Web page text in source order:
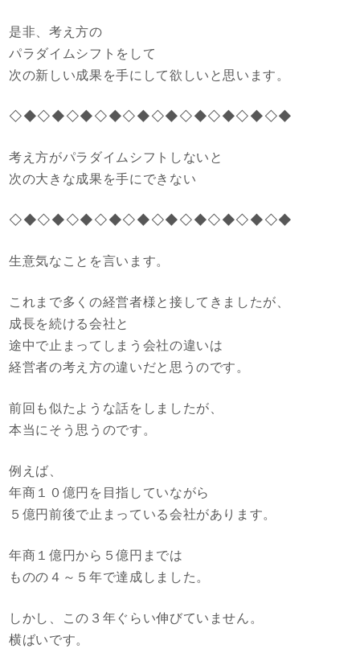
是非、考え方の
パラダイムシフトをして
次の新しい成果を手にして欲しいと思います。
◇◆◇◆◇◆◇◆◇◆◇◆◇◆◇◆◇◆◇◆
考え方がパラダイムシフトしないと
次の大きな成果を手にできない
◇◆◇◆◇◆◇◆◇◆◇◆◇◆◇◆◇◆◇◆
生意気なことを言います。
これまで多くの経営者様と接してきましたが、
成長を続ける会社と
途中で止まってしまう会社の違いは
経営者の考え方の違いだと思うのです。
前回も似たような話をしましたが、
本当にそう思うのです。
例えば、
年商１０億円を目指していながら
５億円前後で止まっている会社があります。
年商１億円から５億円までは
ものの４～５年で達成しました。
しかし、この３年ぐらい伸びていません。
横ばいです。